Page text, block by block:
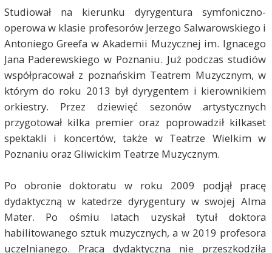
Studiował na kierunku dyrygentura symfoniczno-
operowa w klasie profesorów Jerzego Salwarowskiego i
Antoniego Greefa w Akademii Muzycznej im. Ignacego
Jana Paderewskiego w Poznaniu. Już podczas studiów
współpracował z poznańskim Teatrem Muzycznym, w
którym do roku 2013 był dyrygentem i kierownikiem
orkiestry. Przez dziewięć sezonów artystycznych
przygotował kilka premier oraz poprowadził kilkaset
spektakli i koncertów, także w Teatrze Wielkim w
Poznaniu oraz Gliwickim Teatrze Muzycznym.
Po obronie doktoratu w roku 2009 podjął pracę
dydaktyczną w katedrze dyrygentury w swojej Alma
Mater. Po ośmiu latach uzyskał tytuł doktora
habilitowanego sztuk muzycznych, a w 2019 profesora
uczelnianego. Praca dydaktyczna nie przeszkodziła